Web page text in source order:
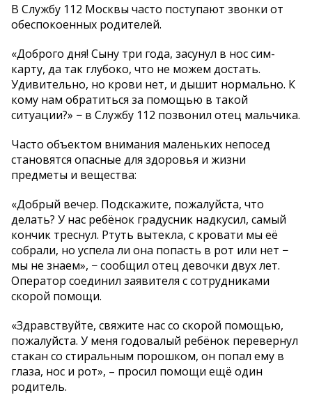
В Службу 112 Москвы часто поступают звонки от
обеспокоенных родителей.
«Доброго дня! Сыну три года, засунул в нос сим-
карту, да так глубоко, что не можем достать.
Удивительно, но крови нет, и дышит нормально. К
кому нам обратиться за помощью в такой
ситуации?» − в Службу 112 позвонил отец мальчика.
Часто объектом внимания маленьких непосед
становятся опасные для здоровья и жизни
предметы и вещества:
«Добрый вечер. Подскажите, пожалуйста, что
делать? У нас ребёнок градусник надкусил, самый
кончик треснул. Ртуть вытекла, с кровати мы её
собрали, но успела ли она попасть в рот или нет −
мы не знаем», − сообщил отец девочки двух лет.
Оператор соединил заявителя с сотрудниками
скорой помощи.
«Здравствуйте, свяжите нас со скорой помощью,
пожалуйста. У меня годовалый ребёнок перевернул
стакан со стиральным порошком, он попал ему в
глаза, нос и рот», – просил помощи ещё один
родитель.